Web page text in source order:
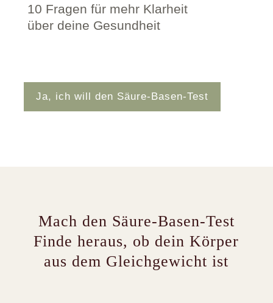
10 Fragen für mehr Klarheit
über deine Gesundheit
Ja, ich will den Säure-Basen-Test
Mach den Säure-Basen-Test
Finde heraus, ob dein Körper
aus dem Gleichgewicht ist